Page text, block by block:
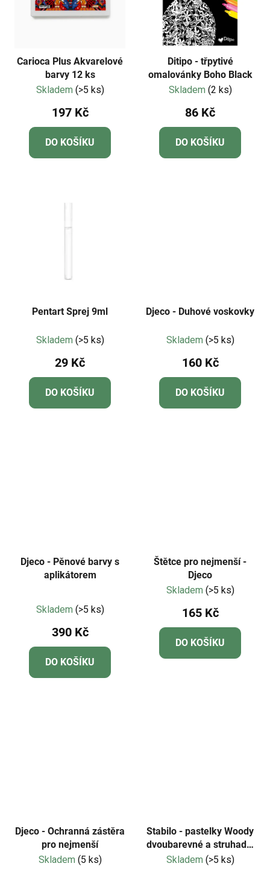
Carioca Plus Akvarelové
barvy 12 ks
Skladem (>5 ks)
197 Kč
DO KOŠÍKU
Ditipo - třpytivé
omalovánky Boho Black
Skladem (2 ks)
86 Kč
DO KOŠÍKU
Pentart Sprej 9ml
Skladem (>5 ks)
29 Kč
DO KOŠÍKU
Djeco - Duhové voskovky
Skladem (>5 ks)
160 Kč
DO KOŠÍKU
Djeco - Pěnové barvy s
aplikátorem
hodnocení
produktu
je
5,0
z
Skladem (>5 ks)
390 Kč
DO KOŠÍKU
Štětce pro nejmenší -
Djeco
Skladem (>5 ks)
165 Kč
DO KOŠÍKU
Djeco - Ochranná zástěra
pro nejmenší
Skladem (5 ks)
Stabilo - pastelky Woody
dvoubarevné a struhadlo
3in1
Skladem (>5 ks)